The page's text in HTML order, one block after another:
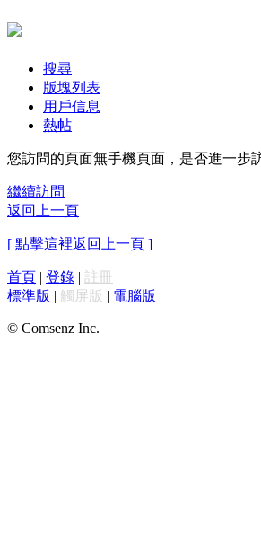
搜尋
版塊列表
用戶信息
熱帖
您訪問的頁面無手機頁面，是否進一步
繼續訪問
返回上一頁
[ 點擊這裡返回上一頁 ]
首頁 | 登錄 | 註冊
標準版 | 觸屏版 | 電腦版 |
© Comsenz Inc.